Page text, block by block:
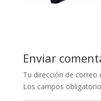
Enviar
Tu dirección de correo
Los campos